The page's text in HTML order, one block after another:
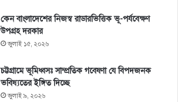
কেন বাংলাদেশের নিজস্ব রাডারভিত্তিক ভূ-পর্যবেক্ষণ
উপগ্রহ দরকার
জুলাই ১৫, ২০২৬
চট্টগ্রামে ভূমিধ্বসঃ সাম্প্রতিক গবেষণা যে বিপদজনক
ভবিষ্যতের ইঙ্গিত দিচ্ছে
জুলাই ৯, ২০২৬